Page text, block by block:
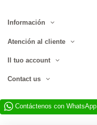
Información
Atención al cliente
Il tuo account
Contact us
Contáctenos con WhatsApp